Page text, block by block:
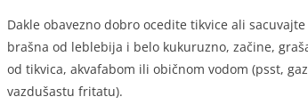
Dakle obavezno dobro ocedite tikvice ali
brašna od leblebija i belo kukuruzno, začine,
od tikvica, akvafabom ili običnom vodom (psst,
vazdušastu fritatu).